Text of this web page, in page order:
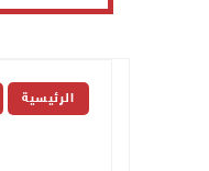
الرئيسية